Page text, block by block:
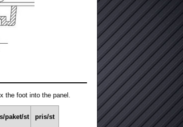
the foot into the panel.
paket/st pris/st